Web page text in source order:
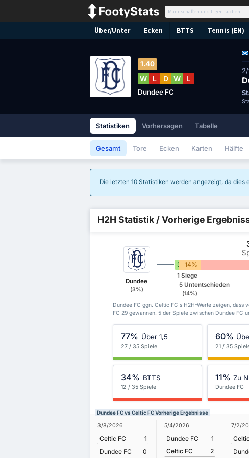
Über/Unter Ecken BTTS Tennis (EN)
1.40
W L D W L
Dundee FC
Statistiken Vorhersagen Tabelle
Gesamt Tore Ecken Karten Hälfte
Die letzten 10 Statistiken werden angezeigt, da dies
H2H Statistik / Vorherige
Dundee
(3%)
3%14%
1 Siege
5 Untentschieden
(14%)
Dundee FC ggn. Celtic FC's H2H-Werte zeigen, dass
FC 29 gewannen. 5 der Spiele zwischen Dundee FC
77% Über 1,5
27 / 35 Spiele
60%
21 / 35
34% BTTS
12 / 35 Spiele
11% Zu
Dundee FC
Dundee FC vs Celtic FC Vorherige Ergebnisse
3/8/2026
Celtic FC
1
Dundee FC
0
5/4/2026
Dundee FC
1
Celtic FC
2
7/2/